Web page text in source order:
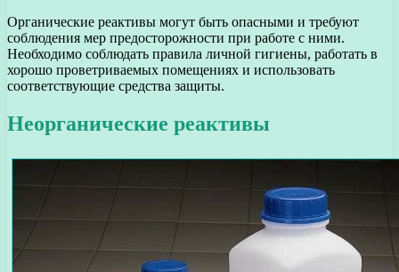
Органические реактивы могут быть опасными и требуют
соблюдения мер предосторожности при работе с ними.
Необходимо соблюдать правила личной гигиены, работать в
хорошо проветриваемых помещениях и использовать
соответствующие средства защиты.
Неорганические реактивы